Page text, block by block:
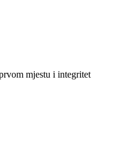
mjestu i integritet